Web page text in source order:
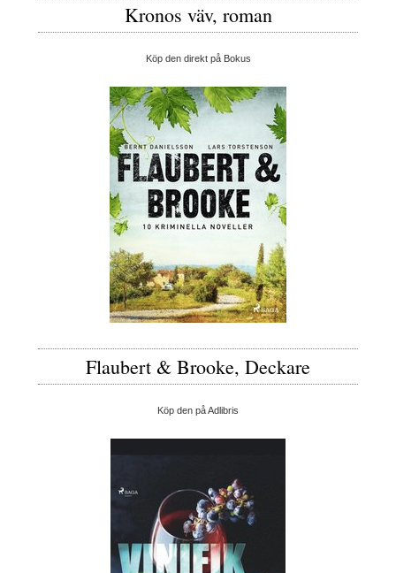
Kronos väv, roman
Köp den direkt på Bokus
Flaubert & Brooke, Deckare
Köp den på Adlibris